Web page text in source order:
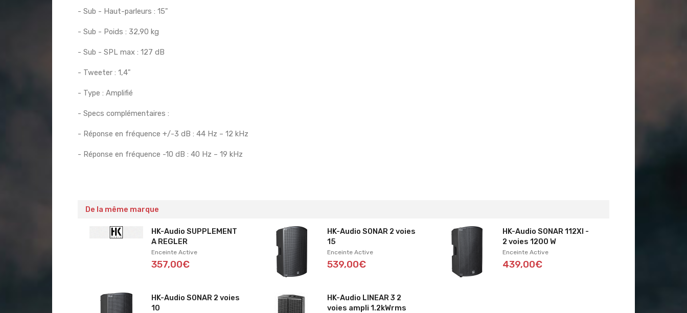
- Sub - Haut-parleurs : 15"
- Sub - Poids : 32,90 kg
- Sub - SPL max : 127 dB
- Tweeter : 1,4"
- Type : Amplifié
- Specs complémentaires :
- Réponse en fréquence +/-3 dB : 44 Hz – 12 kHz
- Réponse en fréquence -10 dB : 40 Hz – 19 kHz
De la même marque
HK-Audio SUPPLEMENT
A REGLER
Enceinte Active
357,00€
HK-Audio SONAR 2 voies
15
Enceinte Active
539,00€
HK-Audio SONAR 112XI -
2 voies 1200 W
Enceinte Active
439,00€
HK-Audio SONAR 2 voies
10
HK-Audio LINEAR 3 2
voies ampli 1.2kWrms